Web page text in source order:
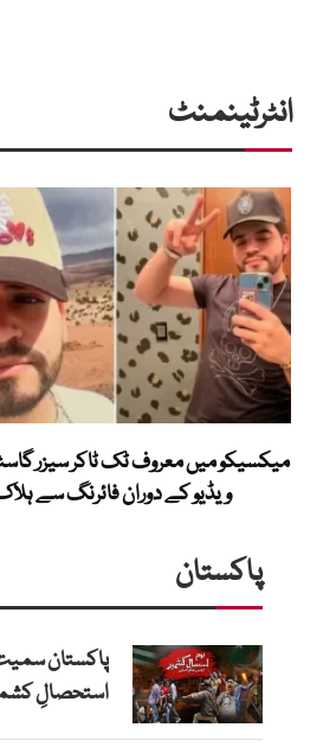
انٹرٹینمنٹ
میکسیکو میں معروف ٹک ٹاکر سیزر
ویڈیو کے دوران فائرنگ سے
پاکستان
پاکستان سمیت
استحصالِ